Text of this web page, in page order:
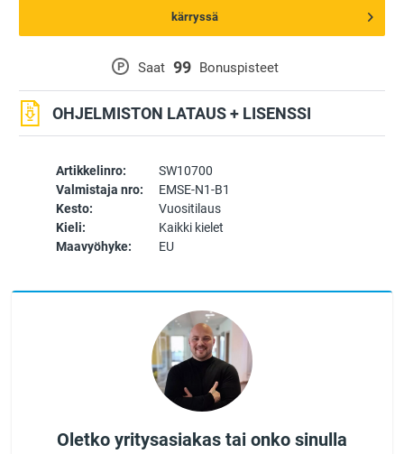
Artikkelinro:
SW10700
Valmistaja nro:
EMSE-N1-B1
Kesto:
Vuositilaus
Kieli:
Kaikki kielet
Maavyöhyke:
EU
P Saat 99 Bonuspisteet
OHJELMISTON LATAUS + LISENSSI
kärryssä
Oletko yritysasiakas tai onko sinulla